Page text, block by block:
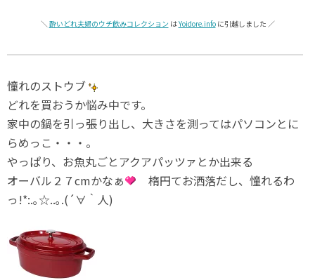
＼ 酔いどれ夫婦のウチ飲みコレクション はYoidore.infoに引越しました ／
憧れのストウブ
どれを買おうか悩み中です。
家中の鍋を引っ張り出し、大きさを測ってはパソコンとに
らめっこ・・・。
やっぱり、お魚丸ごとアクアパッツァとか出来る
オーバル２７cmかなぁ
楕円てお洒落だし、憧れるわ
っ!*:.｡☆..｡.(´∀｀人)